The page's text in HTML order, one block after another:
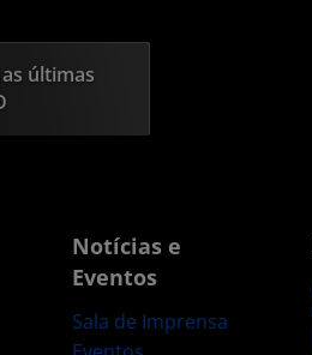
últimas
Notícias e
Eventos
Sala de Imprensa